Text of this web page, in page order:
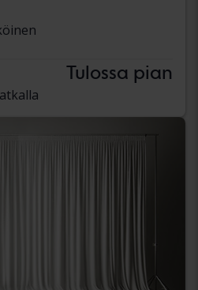
Tulossa pian